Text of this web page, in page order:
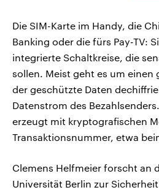
Die SIM-Karte im Handy, die
Banking oder die fürs Pay-TV:
integrierte Schaltkreise, die
sollen. Meist geht es um einen
der geschützte Daten
Datenstrom des
erzeugt mit kryptografischen
Transaktionsnummer, etwa
Clemens Helfmeier forscht an
Universität Berlin zur